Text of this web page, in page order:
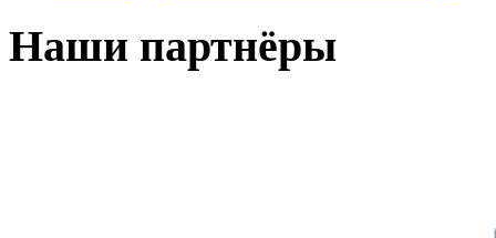
Наши партнёры